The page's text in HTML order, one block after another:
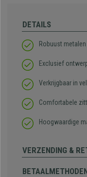
DETAILS
Robuust
Exclusief
Verkrijgbaar in
Comfortabele
Hoogwaardige
VERZENDING &